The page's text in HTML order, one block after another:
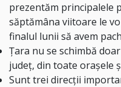
prezentăm principalele
săptămâna viitoare le
finalul lunii să avem
Țara nu se schimbă
județ, din toate orașele
Sunt trei direcții